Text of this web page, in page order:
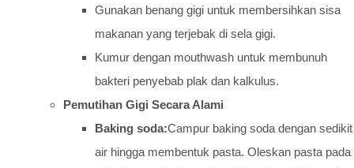
Gunakan benang gigi untuk membersihkan sisa
makanan yang terjebak di sela gigi.
Kumur dengan mouthwash untuk membunuh
bakteri penyebab plak dan kalkulus.
Pemutihan Gigi Secara Alami
Baking soda:Campur baking soda dengan sedikit
air hingga membentuk pasta. Oleskan pasta pada